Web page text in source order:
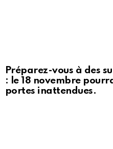
Préparez-vous à des
: le 18 novembre
portes inattendues.